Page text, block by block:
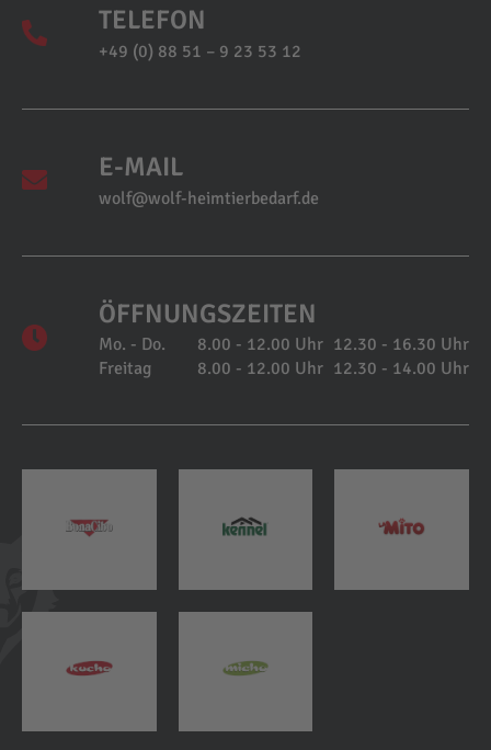
TELEFON
+49 (0) 88 51 – 9 23 53 12
E-MAIL
wolf@wolf-heimtierbedarf.de
ÖFFNUNGSZEITEN
Mo. - Do. 8.00 - 12.00 Uhr 12.30 - 16.30 Uhr
Freitag
8.00 - 12.00 Uhr 12.30 - 14.00 Uhr